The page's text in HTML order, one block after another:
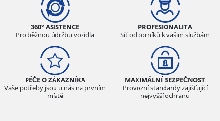
360° ASISTENCE
Pro běžnou údržbu vozidla
PROFESIONALITA
Síť odborníků k vašim službám
PÉČE O ZÁKAZNÍKA
Vaše potřeby jsou u nás na prvním
místě
MAXIMÁLNÍ BEZPEČNOST
Provozní standardy zajišťující
nejvyšší ochranu